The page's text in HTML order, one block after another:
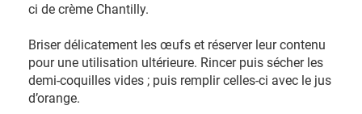
ci de crème Chantilly.
Briser délicatement les œufs et réserver leur contenu
pour une utilisation ultérieure. Rincer puis sécher les
demi-coquilles vides ; puis remplir celles-ci avec le jus
d’orange.